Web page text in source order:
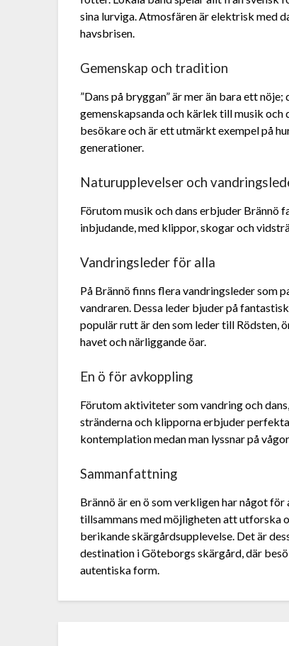
sina lurviga. Atmosfären är elektrisk med
havsbrisen.
Gemenskap och tradition
”Dans på bryggan” är mer än bara ett
gemenskapsanda och kärlek till musik
besökare och är ett utmärkt exempel på
generationer.
Naturupplevelser och
Förutom musik och dans erbjuder Brännö
inbjudande, med klippor, skogar och
Vandringsleder för alla
På Brännö finns flera vandringsleder som
vandraren. Dessa leder bjuder på
populär rutt är den som leder till Rödsten,
havet och närliggande öar.
En ö för avkoppling
Förutom aktiviteter som vandring och
stränderna och klipporna erbjuder
kontemplation medan man lyssnar på
Sammanfattning
Brännö är en ö som verkligen har något
tillsammans med möjligheten att utforska
berikande skärgårdsupplevelse. Det är
destination i Göteborgs skärgård, där
autentiska form.